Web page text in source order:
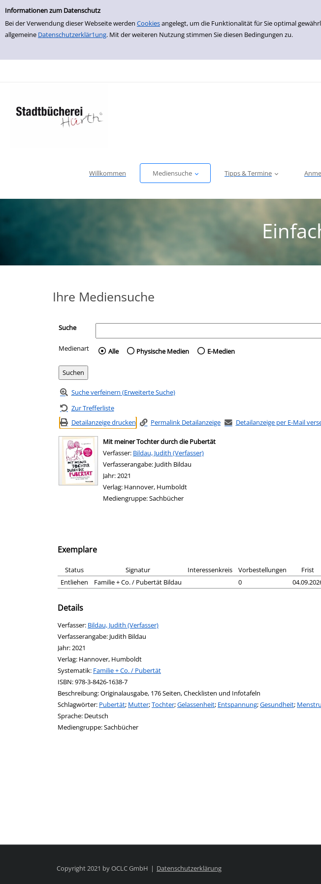
Einfache Suche
Informationen zum Datenschutz
Bei der Verwendung dieser Webseite werden Cookiesangelegt, um die Funktionalität für Sie optimal
allgemeine Datenschutzerklär1ung. Mit der weiteren Nutzung stimmen Sie diesen Bedingungen zu.
zur Navigation springen
zum Inhalt springen
Zur Detailanzeige springen
Willkommen Mediensuche Tipps & Termine
Ihre Mediensuche
Suche
Medienart Wählen Sie die Medienart nach der Sie suchen
Alle Physische Medien E-Medien
Suche verfeinern (Erweiterte Suche)
Zur Trefferliste
Detailanzeige drucken
Permalink Detailanzeige Detailanzeige per E-Mail
Mit meiner Tochter durch die Pubertät
Verfasser: Suche nach diesem Verfasser
Bildau, Judith (Verfasser)
Verfasserangabe: Judith Bildau
Jahr:2021
Verlag: Hannover, Humboldt
Mediengruppe:Sachbücher
Exemplare
Status Signatur Interessenkreis Vorbestellungen
Frist
Entliehen
Familie + Co. / Pubertät Bildau 0
Details
Verfasser: Suche nach diesem Verfasser
Bildau, Judith (Verfasser)
Verfasserangabe: Judith Bildau
Jahr:2021
Verlag: Hannover, Humboldt
opens in new tab
Diesen Link in neuem Tab öffnen
Systematik: Suche nach dieser Systematik
Familie + Co. / Pubertät
Suche nach diesem Interessenskreis
ISBN:978-3-8426-1638-7
Beschreibung:Originalausgabe, 176 Seiten, Checklisten und Infotafeln
Schlagwörter: Pubertät; Mutter;Tochter;Gelassenheit; Entspannung;Gesundheit;
Suche nach dieser Beteiligten Person
Sprache: Deutsch
Mediengruppe:Sachbücher
Copyright 2021 by OCLC GmbH Datenschutzerklärung